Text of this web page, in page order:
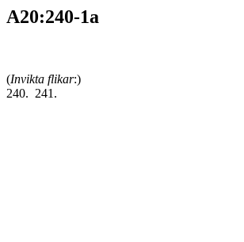
A20:240-1a
(Invikta flikar:)
240. 241.